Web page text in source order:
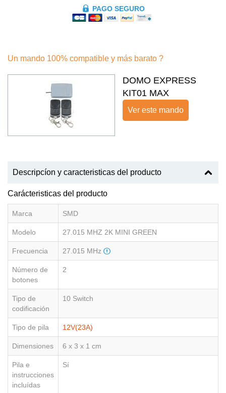
PAGO SEGURO
Un mando 100% compatible y más barato ?
DOMO EXPRESS
KIT01 MAX
Ver este mando
Descripcíon y caracteristicas del producto
Carácteristicas del producto
Marca SMD
Modelo 27.015 MHZ 2K MINI GREEN
Frecuencia 27.015 MHz
Número de
botones
2
Tipo de
codificación
10 Switch
Tipo de pila 12V(23A)
Dimensiones 6 x 3 x 1 cm
Pila e
instrucciones
incluídas
Sí